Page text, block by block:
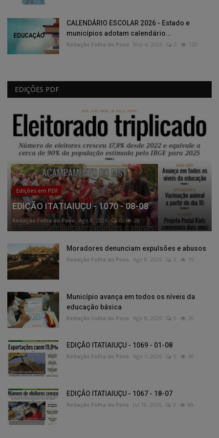
CALENDÁRIO ESCOLAR 2026 - Estado e
municípios adotam calendário...
Redação Folha do Povo Nov 4, 2025 0 120
EDIÇÕES PDF
Edições em PDF
EDIÇÃO ITATIAIUÇU - 1070 - 08-08
Redação Folha do Povo Ago 8, 2026 0 28
Moradores denunciam expulsões e abusos
Redação Folha do Povo Ago 8, 2026 0 19
Município avança em todos os níveis da
educação básica
Redação Folha do Povo Ago 8, 2026 0 20
EDIÇÃO ITATIAIUÇU - 1069 - 01-08
Redação Folha do Povo Ago 1, 2026 0 69
EDIÇÃO ITATIAIUÇU - 1067 - 18-07
Redação Folha do Povo Jul 18, 2026 0 88